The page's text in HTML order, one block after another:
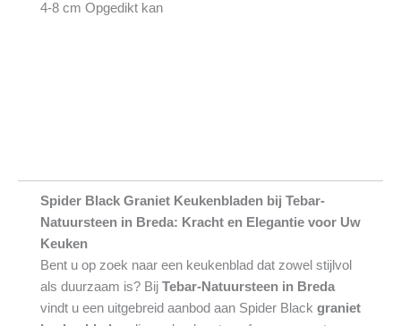
4-8 cm Opgedikt kan
Spider Black Graniet Keukenbladen bij Tebar-
Natuursteen in Breda: Kracht en Elegantie voor Uw
Keuken
Bent u op zoek naar een keukenblad dat zowel stijlvol
als duurzaam is? Bij Tebar-Natuursteen in Breda
vindt u een uitgebreid aanbod aan Spider Black graniet